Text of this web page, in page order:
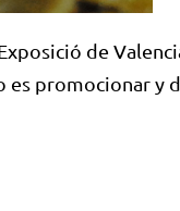
de
es promocionar y